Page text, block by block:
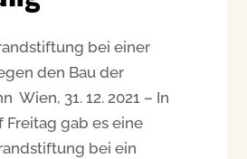
bei einer
den Bau der
Wien, 31. 12. 2021 – In
Freitag gab es eine
bei ein